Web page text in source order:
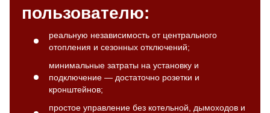
пользователю:
реальную независимость от центрального
отопления и сезонных отключений;
минимальные затраты на установку и
подключение — достаточно розетки и
кронштейнов;
простое управление без котельной, дымоходов и